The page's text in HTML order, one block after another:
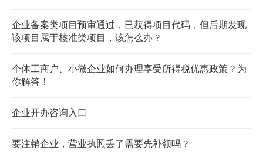
企业备案类项目预审通过，已获得项目代码，但后期发现
该项目属于核准类项目，该怎么办？
个体工商户、小微企业如何办理享受所得税优惠政策？为
你解答！
企业开办咨询入口
要注销企业，营业执照丢了需要先补领吗？